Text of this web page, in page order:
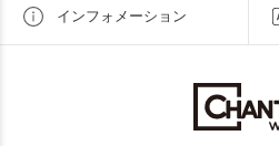
インフォメーション